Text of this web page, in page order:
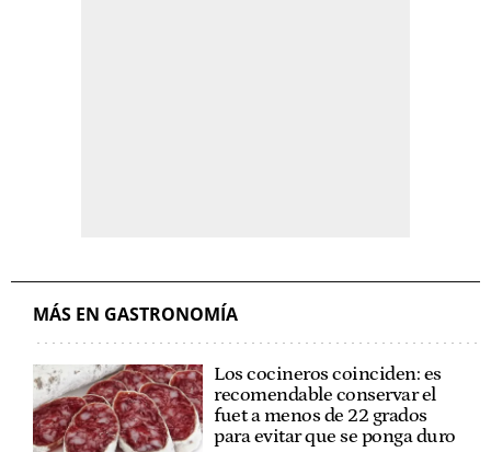
MÁS EN GASTRONOMÍA
Los cocineros coinciden: es
recomendable conservar el
fuet a menos de 22 grados
para evitar que se ponga duro